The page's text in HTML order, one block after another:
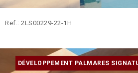
Ref.: 2LS00229-22-1H
DÉVELOPPEMENT PALMARES